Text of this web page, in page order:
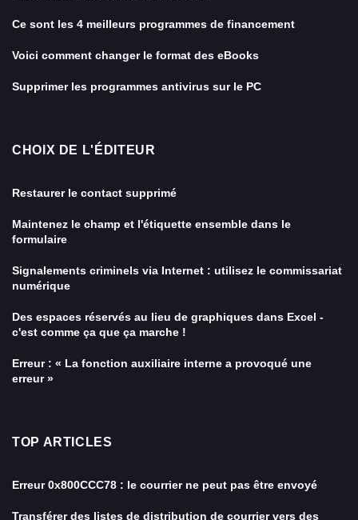
Ce sont les 4 meilleurs programmes de financement
Voici comment changer le format des eBooks
Supprimer les programmes antivirus sur le PC
CHOIX DE L'ÉDITEUR
Restaurer le contact supprimé
Maintenez le champ et l'étiquette ensemble dans le
formulaire
Signalements criminels via Internet : utilisez le commissariat
numérique
Des espaces réservés au lieu de graphiques dans Excel -
c'est comme ça que ça marche !
Erreur : « La fonction auxiliaire interne a provoqué une
erreur »
TOP ARTICLES
Erreur 0x800CCC78 : le courrier ne peut pas être envoyé
Transférer des listes de distribution de courrier vers des